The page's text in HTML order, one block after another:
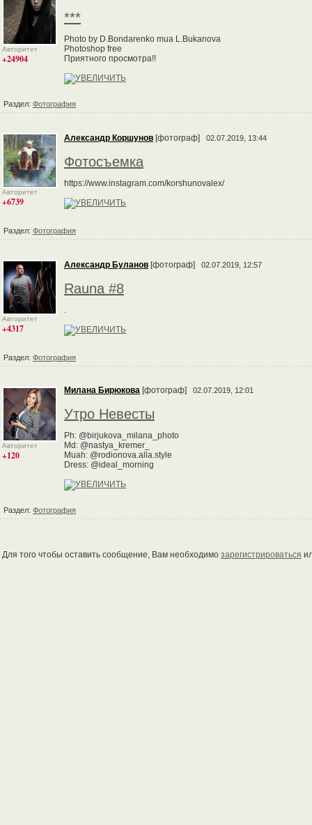
Авторитет
+24904
***
Photo by D.Bondarenko mua L.Bukanova
Photoshop free
Приятного просмотра!!
Раздел: Фотография
Авторитет
+6739
Александр Коршунов [фотограф] 02.07.2019, 13:44
Фотосъемка
https://www.instagram.com/korshunovalex/
Раздел: Фотография
Авторитет
+4317
Александр Буланов [фотограф] 02.07.2019, 12:57
Rauna #8
.
Раздел: Фотография
Авторитет
+120
Милана Бирюкова [фотограф] 02.07.2019, 12:01
Утро Невесты
Ph: @birjukova_milana_photo
Md: @nastya_kremer_
Muah: @rodionova.alla.style
Dress: @ideal_morning
Раздел: Фотография
Для того чтобы оставить сообщение, Вам необходимо зарегистрироваться